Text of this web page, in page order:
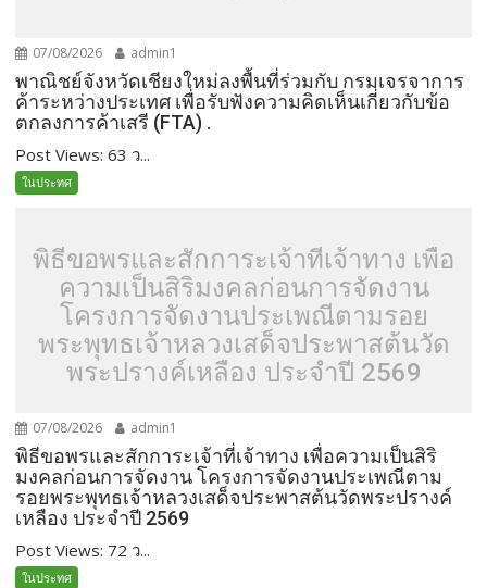
07/08/2026 admin1
พาณิชย์จังหวัดเชียงใหม่ลงพื้นที่ร่วมกับ กรมเจรจาการ
ค้าระหว่างประเทศ เพื่อรับฟังความคิดเห็นเกี่ยวกับข้อ
ตกลงการค้าเสรี (FTA) .
Post Views: 63 ว...
ในประทศ
พิธีขอพรและสักการะเจ้าที่เจ้าทาง เพื่อ
ความเป็นสิริมงคลก่อนการจัดงาน
โครงการจัดงานประเพณีตามรอย
พระพุทธเจ้าหลวงเสด็จประพาสต้นวัด
พระปรางค์เหลือง ประจำปี 2569
07/08/2026 admin1
พิธีขอพรและสักการะเจ้าที่เจ้าทาง เพื่อความเป็นสิริ
มงคลก่อนการจัดงาน โครงการจัดงานประเพณีตาม
รอยพระพุทธเจ้าหลวงเสด็จประพาสต้นวัดพระปรางค์
เหลือง ประจำปี 2569
Post Views: 72 ว...
ในประทศ